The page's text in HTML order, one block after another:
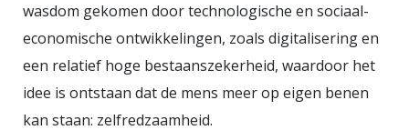
werkelijkheid verschuiven die
problemen, of worden ze
onzichtbaar gemaakt, terwijl de
economische afhankelijkheid van
wasdom gekomen door technologische en sociaal-
economische ontwikkelingen, zoals digitalisering en
een relatief hoge bestaanszekerheid, waardoor het
idee is ontstaan dat de mens meer op eigen benen
kan staan: zelfredzaamheid.